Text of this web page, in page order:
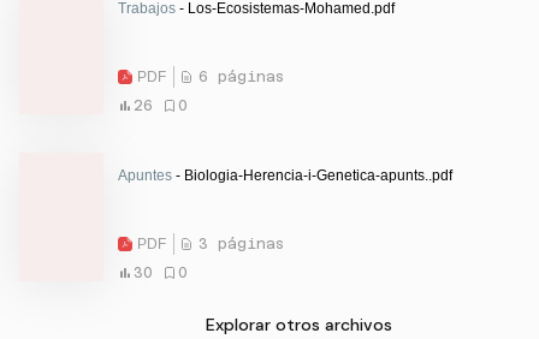
Trabajos - Los-Ecosistemas-Mohamed.pdf
PDF
6 páginas
26
0
Apuntes - Biologia-Herencia-i-Genetica-apunts..pdf
PDF
3 páginas
30
0
Explorar otros archivos